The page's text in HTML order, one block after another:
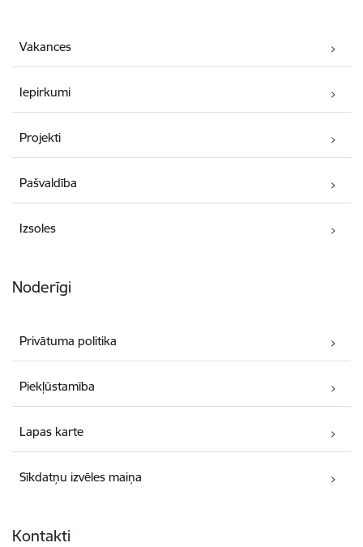
Vakances
Iepirkumi
Projekti
Pašvaldība
Izsoles
Noderīgi
Privātuma politika
Piekļūstamība
Lapas karte
Sīkdatņu izvēles maiņa
Kontakti